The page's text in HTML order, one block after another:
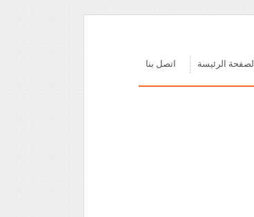
اتصل بنا الصفحة الرئيسة